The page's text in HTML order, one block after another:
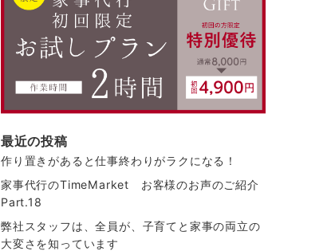
最近の投稿
作り置きがあると仕事終わりがラクになる！
家事代行のTimeMarket お客様のお声のご紹介
Part.18
弊社スタッフは、全員が、子育てと家事の両立の
大変さを知っています